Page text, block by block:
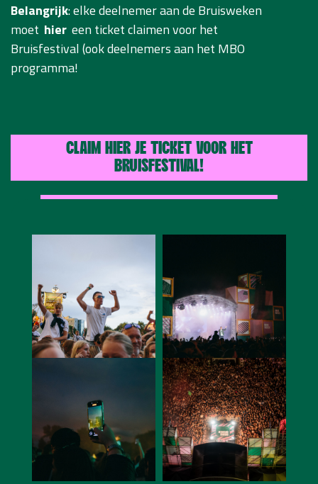
Belangrijk: elke deelnemer aan de Bruisweken
moet hier een ticket claimen voor het
Bruisfestival (ook deelnemers aan het MBO
programma!
CLAIM HIER JE TICKET VOOR HET
BRUISFESTIVAL!